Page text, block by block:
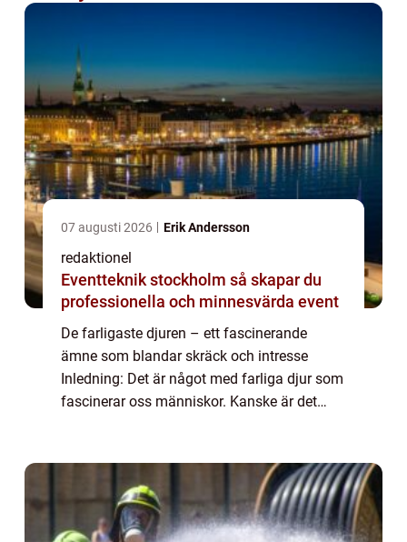
07 augusti 2026 Erik Andersson
redaktionel
Eventteknik stockholm så skapar du
professionella och minnesvärda event
De farligaste djuren – ett fascinerande
ämne som blandar skräck och intresse
Inledning: Det är något med farliga djur som
fascinerar oss människor. Kanske är det